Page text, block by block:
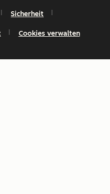
Sicherheit
Cookies verwalten